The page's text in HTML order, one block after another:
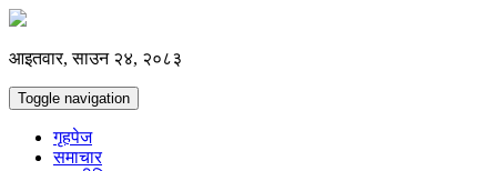
आइतवार, साउन २४, २०८३
Toggle navigation
गृहपेज
समाचार